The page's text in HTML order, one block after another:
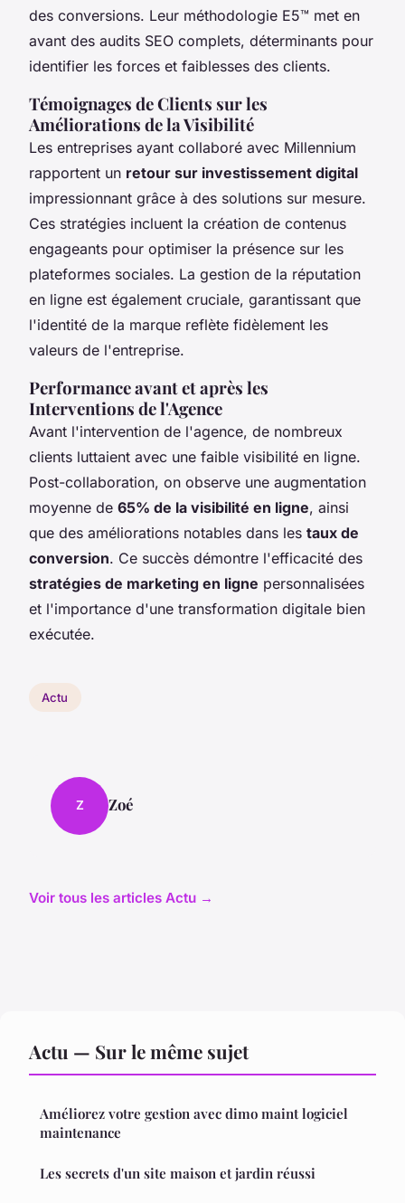
des conversions. Leur méthodologie E5™ met en
avant des audits SEO complets, déterminants pour
identifier les forces et faiblesses des clients.
Témoignages de Clients sur les
Améliorations de la Visibilité
Les entreprises ayant collaboré avec Millennium
rapportent un retour sur investissement digital
impressionnant grâce à des solutions sur mesure.
Ces stratégies incluent la création de contenus
engageants pour optimiser la présence sur les
plateformes sociales. La gestion de la réputation
en ligne est également cruciale, garantissant que
l'identité de la marque reflète fidèlement les
valeurs de l'entreprise.
Performance avant et après les
Interventions de l'Agence
Avant l'intervention de l'agence, de nombreux
clients luttaient avec une faible visibilité en ligne.
Post-collaboration, on observe une augmentation
moyenne de 65% de la visibilité en ligne, ainsi
que des améliorations notables dans les taux de
conversion. Ce succès démontre l'efficacité des
stratégies de marketing en ligne personnalisées
et l'importance d'une transformation digitale bien
exécutée.
Actu
Z Zoé
Voir tous les articles Actu →
Actu — Sur le même sujet
Améliorez votre gestion avec dimo maint logiciel
maintenance
Les secrets d'un site maison et jardin réussi